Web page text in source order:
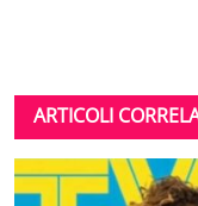
ARTICOLI